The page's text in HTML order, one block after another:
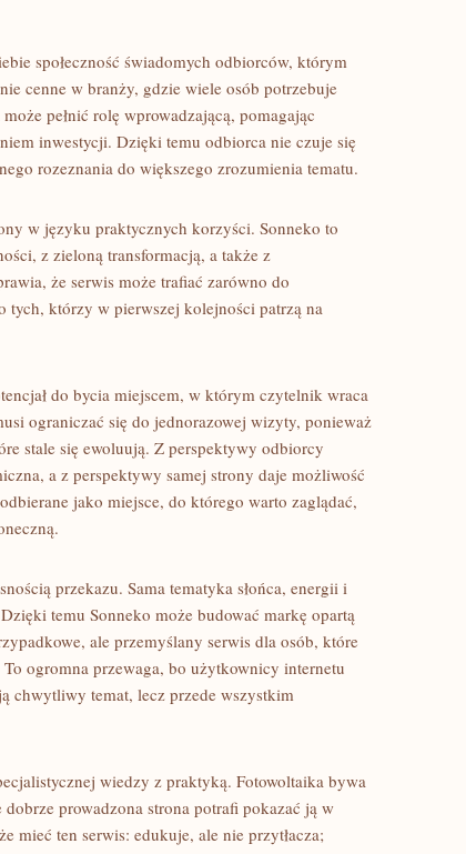
społeczność świadomych odbiorców, którym
cenne w branży, gdzie wiele osób potrzebuje
pełnić rolę wprowadzającą, pomagając
inwestycji. Dzięki temu odbiorca nie czuje się
rozeznania do większego zrozumienia tematu.
w języku praktycznych korzyści. Sonneko to
z zieloną transformacją, a także z
że serwis może trafiać zarówno do
którzy w pierwszej kolejności patrzą na
do bycia miejscem, w którym czytelnik wraca
ograniczać się do jednorazowej wizyty, ponieważ
stale się ewoluują. Z perspektywy odbiorcy
a z perspektywy samej strony daje możliwość
jako miejsce, do którego warto zaglądać,
przekazu. Sama tematyka słońca, energii i
temu Sonneko może budować markę opartą
ale przemyślany serwis dla osób, które
ogromna przewaga, bo użytkownicy internetu
chwytliwy temat, lecz przede wszystkim
wiedzy z praktyką. Fotowoltaika bywa
prowadzona strona potrafi pokazać ją w
mieć ten serwis: edukuje, ale nie przytłacza;